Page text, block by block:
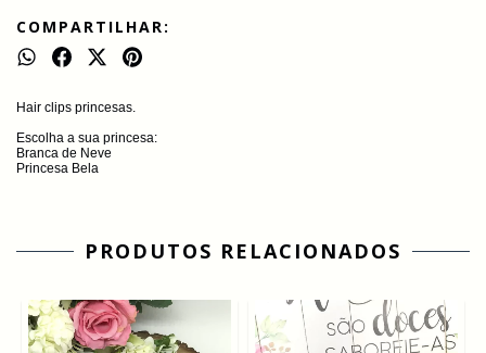
COMPARTILHAR:
Hair clips princesas.
Escolha a sua princesa:
Branca de Neve
Princesa Bela
PRODUTOS RELACIONADOS